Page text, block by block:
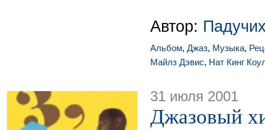
Автор:
Альбом, Джаз, Музыка,
Майлз Дэвис, Нат Кинг
31 июля 2001
Джазовый